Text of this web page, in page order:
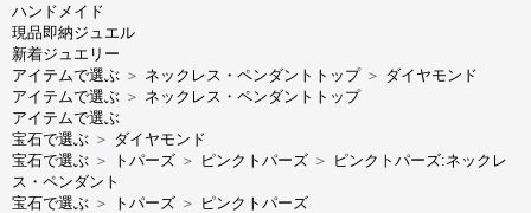
ハンドメイド
現品即納ジュエル
新着ジュエリー
アイテムで選ぶ ＞ ネックレス・ペンダントトップ ＞ ダイヤモンド
アイテムで選ぶ ＞ ネックレス・ペンダントトップ
アイテムで選ぶ
宝石で選ぶ ＞ ダイヤモンド
宝石で選ぶ ＞ トパーズ ＞ ピンクトパーズ ＞ ピンクトパーズ:ネックレ
ス・ペンダント
宝石で選ぶ ＞ トパーズ ＞ ピンクトパーズ